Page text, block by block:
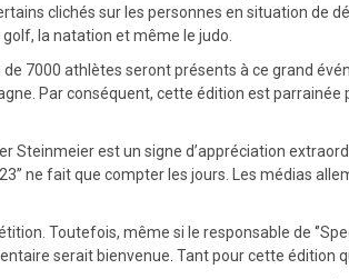
clichés sur les personnes en situation de
la natation et même le judo.
7000 athlètes seront présents à ce grand
Par conséquent, cette édition est
est un signe d’appréciation
ne fait que compter les jours. Les médias
Toutefois, même si le responsable de
serait bienvenue. Tant pour cette édition